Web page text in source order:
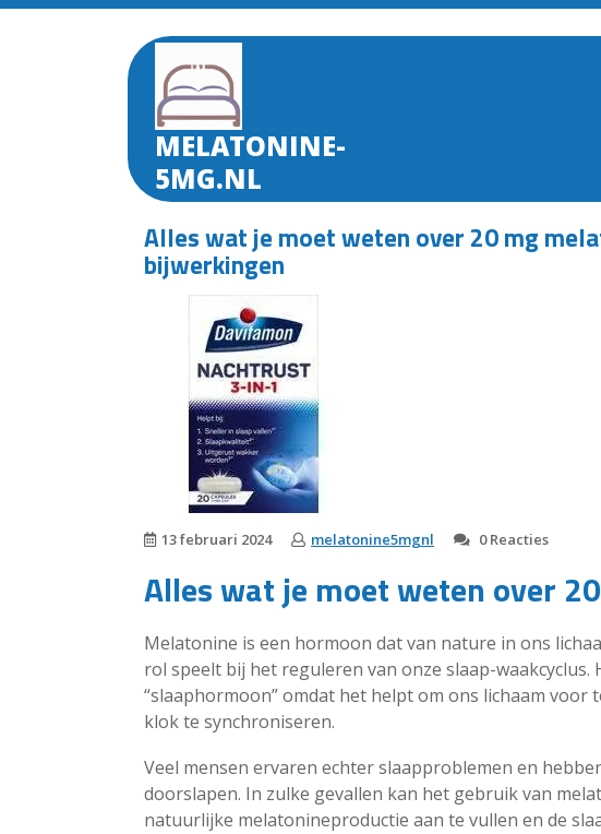
Skip
MELATONINE-
5MG.NL
Alles wat je moet weten over 20 mg
bijwerkingen
13 februari 2024 melatonine5mgnl 0 Reacties
Alles wat je moet weten over
Melatonine is een hormoon dat van nature in ons
rol speelt bij het reguleren van onze slaap-waakcyclus.
“slaaphormoon” omdat het helpt om ons lichaam voor
klok te synchroniseren.
Veel mensen ervaren echter slaapproblemen en
doorslapen. In zulke gevallen kan het gebruik van
natuurlijke melatonineproductie aan te vullen en de